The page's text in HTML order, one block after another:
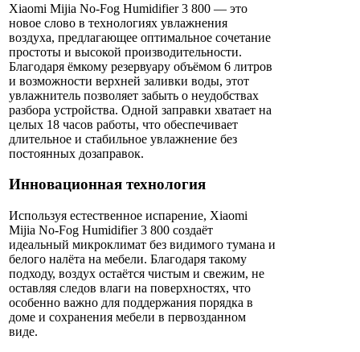
Xiaomi Mijia No-Fog Humidifier 3 800 — это
новое слово в технологиях увлажнения
воздуха, предлагающее оптимальное сочетание
простоты и высокой производительности.
Благодаря ёмкому резервуару объёмом 6 литров
и возможности верхней заливки воды, этот
увлажнитель позволяет забыть о неудобствах
разбора устройства. Одной заправки хватает на
целых 18 часов работы, что обеспечивает
длительное и стабильное увлажнение без
постоянных дозаправок.
Инновационная технология
Используя естественное испарение, Xiaomi
Mijia No-Fog Humidifier 3 800 создаёт
идеальный микроклимат без видимого тумана и
белого налёта на мебели. Благодаря такому
подходу, воздух остаётся чистым и свежим, не
оставляя следов влаги на поверхностях, что
особенно важно для поддержания порядка в
доме и сохранения мебели в первозданном
виде.